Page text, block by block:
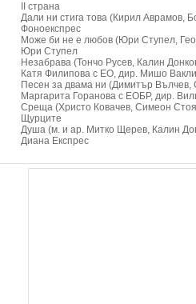
II страна
Дали ни стига това (Кирил Аврамов,
Фоноекспрес
Може би не е любов (Юри Ступел,
Юри Ступел
Незабрава (Тончо Русев, Калин
Катя Филипова с ЕО, дир. Мишо
Песен за двама ни (Димитър
Маргарита Горанова с ЕОБР, дир.
Среща (Христо Ковачев, Симеон
Щурците
Душа (м. и ар. Митко Щерев, Калин
Диана Експрес